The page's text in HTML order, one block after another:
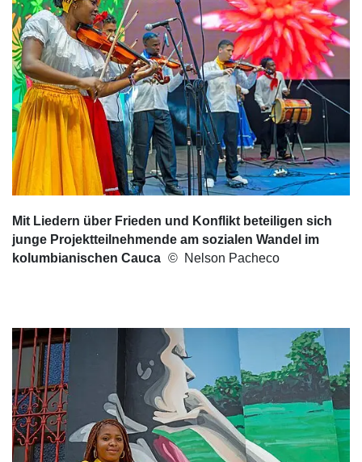
Mit Liedern über Frieden und Konflikt beteiligen sich
junge Projektteilnehmende am sozialen Wandel im
kolumbianischen Cauca
Nelson Pacheco